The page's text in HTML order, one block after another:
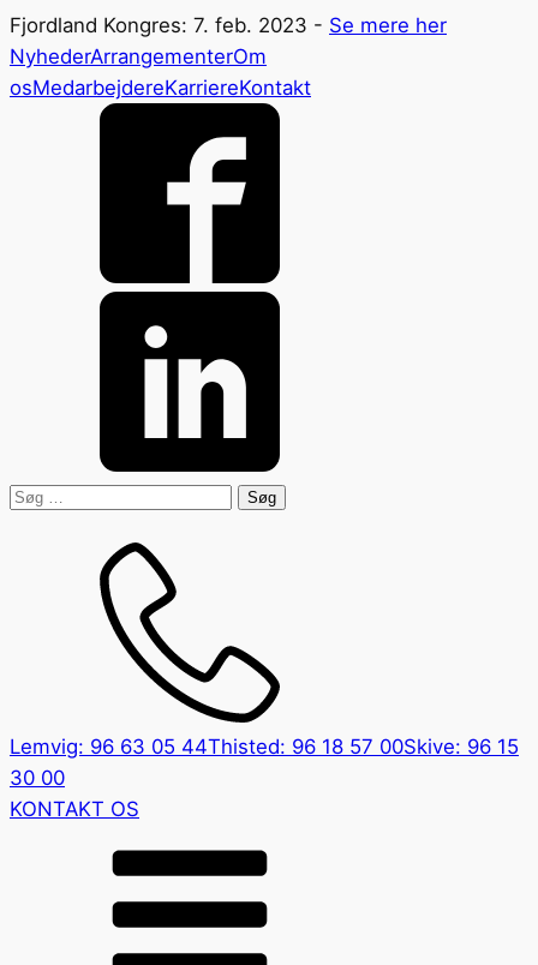
Fjordland Kongres: 7. feb. 2023 - Se mere her
NyhederArrangementerOm
osMedarbejdereKarriereKontakt
Søg
Lemvig: 96 63 05 44Thisted: 96 18 57 00Skive: 96 15
30 00
KONTAKT OS